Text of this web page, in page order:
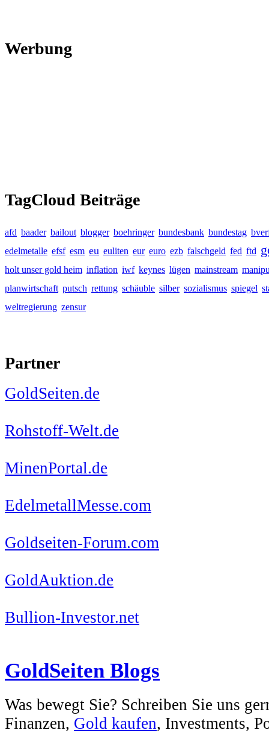
Werbung
TagCloud Beiträge
afd baader bailout blogger boehringer bundesbank bundestag
edelmetalle efsf esm eu euliten eur euro ezb falschgeld fed ftd
holt unser gold heim inflation iwf keynes lügen mainstream
planwirtschaft putsch rettung schäuble silber sozialismus spiegel
weltregierung zensur
Partner
GoldSeiten.de
Rohstoff-Welt.de
MinenPortal.de
EdelmetallMesse.com
Goldseiten-Forum.com
GoldAuktion.de
Bullion-Investor.net
GoldSeiten Blogs
Was bewegt Sie? Schreiben Sie uns
Finanzen, Gold kaufen, Investments,